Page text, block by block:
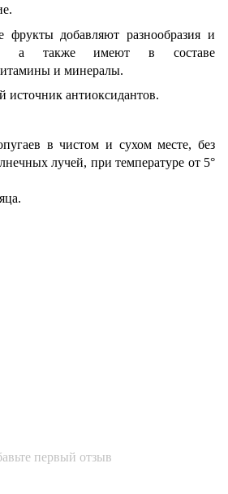
добавляют разнообразия и
а также имеют в составе
и минералы.
антиоксидантов.
в чистом и сухом месте, без
лучей, при температуре от 5°
первый отзыв